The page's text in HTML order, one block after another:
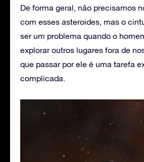
De forma geral, não precisamos
com esses asteroides, mas o
ser um problema quando o
explorar outros lugares fora de
que passar por ele é uma tarefa
complicada.